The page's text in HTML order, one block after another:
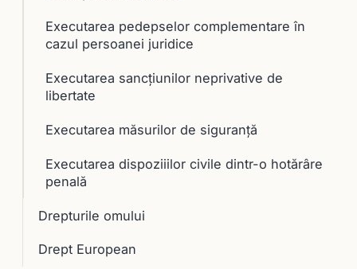
Executarea pedepselor complementare în
cazul persoanei juridice
Executarea sancțiunilor neprivative de
libertate
Executarea măsurilor de siguranţă
Executarea dispoziiilor civile dintr-o hotărâre
penală
Drepturile omului
Drept European